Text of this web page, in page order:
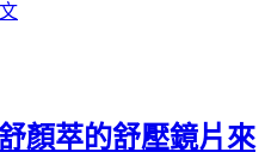
顏萃的舒壓鏡片來